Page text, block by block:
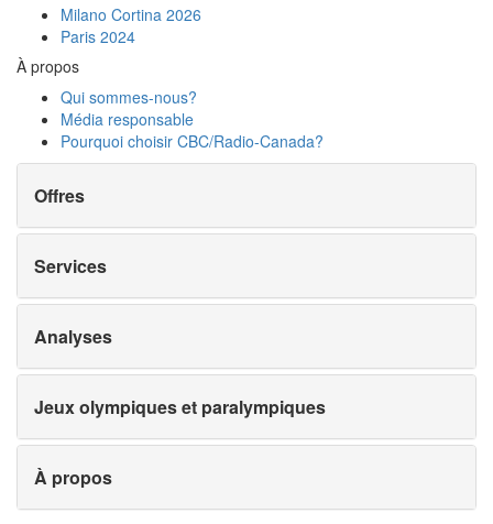
Milano Cortina 2026
Paris 2024
À propos
Qui sommes-nous?
Média responsable
Pourquoi choisir CBC/Radio-Canada?
Offres
Services
Analyses
Jeux olympiques et paralympiques
À propos